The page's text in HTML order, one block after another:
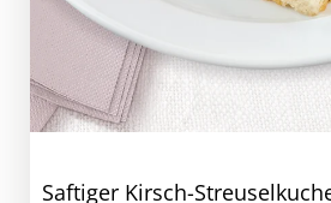
Saftiger Kirsch-